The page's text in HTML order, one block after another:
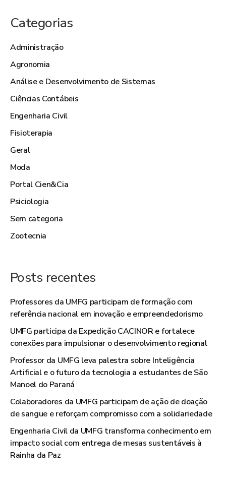
Categorias
Administração
Agronomia
Análise e Desenvolvimento de Sistemas
Ciências Contábeis
Engenharia Civil
Fisioterapia
Geral
Moda
Portal Cien&Cia
Psiciologia
Sem categoria
Zootecnia
Posts recentes
Professores da UMFG participam de formação com
referência nacional em inovação e empreendedorismo
UMFG participa da Expedição CACINOR e fortalece
conexões para impulsionar o desenvolvimento regional
Professor da UMFG leva palestra sobre Inteligência
Artificial e o futuro da tecnologia a estudantes de São
Manoel do Paraná
Colaboradores da UMFG participam de ação de doação
de sangue e reforçam compromisso com a solidariedade
Engenharia Civil da UMFG transforma conhecimento em
impacto social com entrega de mesas sustentáveis à
Rainha da Paz